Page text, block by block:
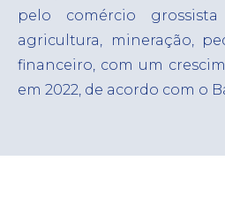
pelo comércio
agricultura, mineração,
financeiro, com um
em 2022, de acordo com o